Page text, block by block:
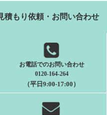
積もり依頼・お問い合わせ
お電話でのお問い合わせ
0120-164-264
（平日9:00-17:00）